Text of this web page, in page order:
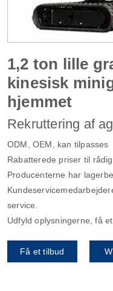
1,2 ton lille
kinesisk
hjemmet
Rekruttering af
ODM, OEM, kan tilpasses
Rabatterede priser til
Producenterne har
service.
Udfyld oplysningerne, få
Få et tilbud